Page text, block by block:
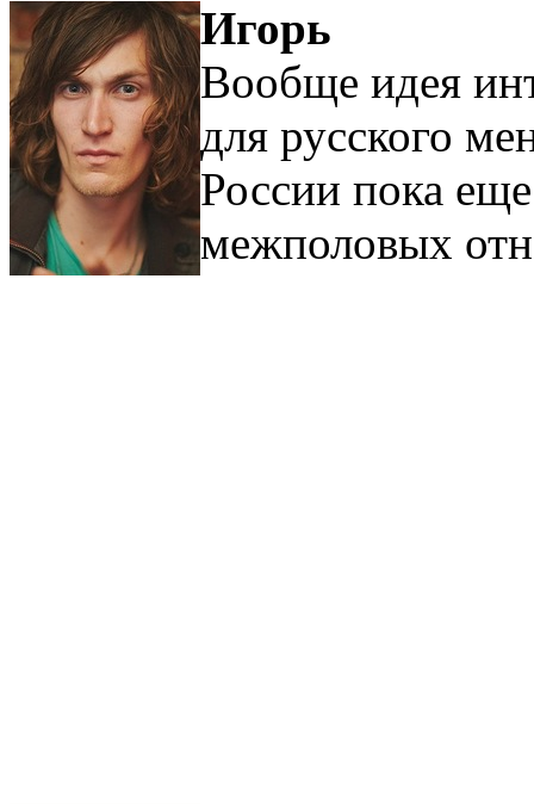
Игорь
Вообще идея
для русского
России пока
межполовых